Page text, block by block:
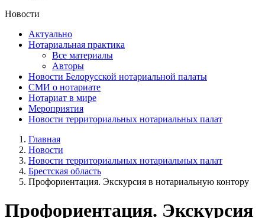
Новости
Актуально
Нотариальная практика
Все материалы
Авторы
Новости Белорусской нотариальной палаты
СМИ о нотариате
Нотариат в мире
Мероприятия
Новости территориальных нотариальных палат
Главная
Новости
Новости территориальных нотариальных палат
Брестская область
Профориентация. Экскурсия в нотариальную контору
Профориентация. Экскурсия